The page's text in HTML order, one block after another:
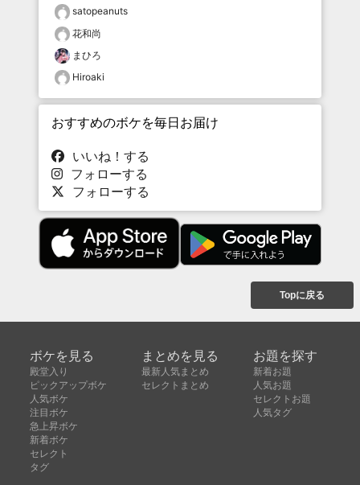
satopeanuts
花和尚
まひろ
Hiroaki
おすすめのボケを毎日お届け
いいね！する
フォローする
フォローする
Topに戻る
ボケを見る
殿堂入り
ピックアップボケ
人気ボケ
注目ボケ
急上昇ボケ
新着ボケ
セレクト
タグ
まとめを見る
最新人気まとめ
セレクトまとめ
お題を探す
新着お題
人気お題
セレクトお題
人気タグ